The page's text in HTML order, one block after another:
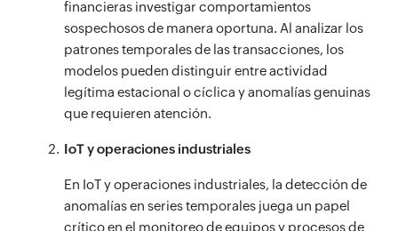
financieras investigar comportamientos
sospechosos de manera oportuna. Al analizar los
patrones temporales de las transacciones, los
modelos pueden distinguir entre actividad
legítima estacional o cíclica y anomalías genuinas
que requieren atención.
IoT y operaciones industriales
En IoT y operaciones industriales, la detección de
anomalías en series temporales juega un papel
crítico en el monitoreo de equipos y procesos de